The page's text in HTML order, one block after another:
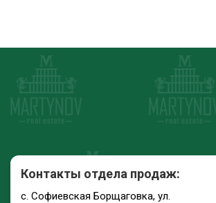
Контакты отдела продаж:
с. Софиевская Борщаговка, ул.